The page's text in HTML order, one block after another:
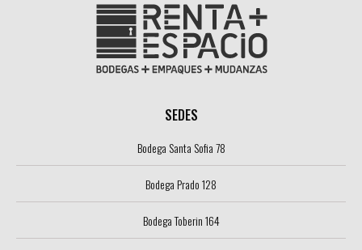
SEDES
Bodega Santa Sofia 78
Bodega Prado 128
Bodega Toberin 164